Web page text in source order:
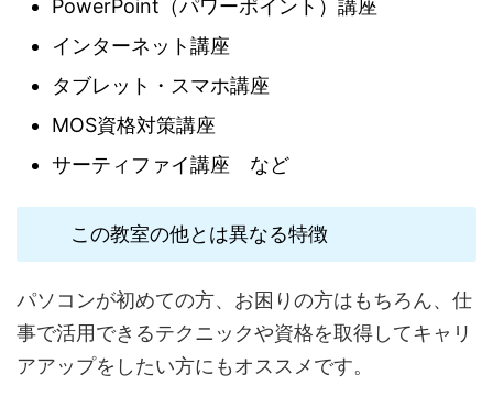
PowerPoint（パワーポイント）講座
インターネット講座
タブレット・スマホ講座
MOS資格対策講座
サーティファイ講座 など
この教室の他とは異なる特徴
パソコンが初めての方、お困りの方はもちろん、仕
事で活用できるテクニックや資格を取得してキャリ
アアップをしたい方にもオススメです。